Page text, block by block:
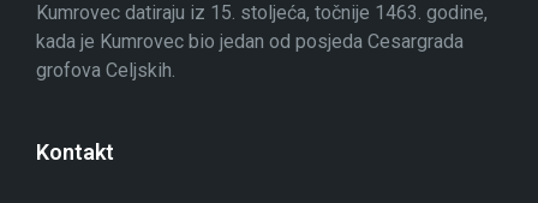
Kumrovec datiraju iz 15. stoljeća, točnije 1463. godine,
kada je Kumrovec bio jedan od posjeda Cesargrada
grofova Celjskih.
Kontakt